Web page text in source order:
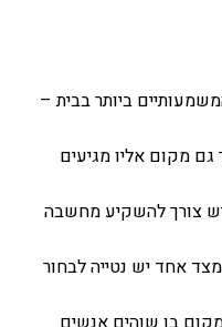
ביותר בבית –
גם מקום אליו מגיעים
צורך להשקיע מחשבה
אחד יש נטייה לבחור